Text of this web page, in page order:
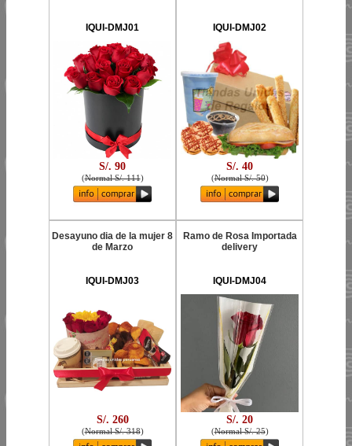
IQUI-DMJ01
S/. 90
(Normal S/. 111)
IQUI-DMJ02
S/. 40
(Normal S/. 50)
Desayuno dia de la mujer 8
de Marzo
IQUI-DMJ03
S/. 260
(Normal S/. 318)
Ramo de Rosa Importada
delivery
IQUI-DMJ04
S/. 20
(Normal S/. 25)